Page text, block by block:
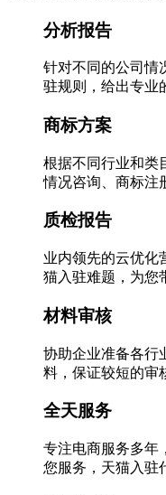
分析报告
针对不同的公司情
驻规则，给出专业
商标方案
根据不同行业和类
情况咨询、商标注
质检报告
业内领先的云优化
猫入驻难题，为您
材料审核
协助企业准备各行
料，保证较短的审
全天服务
专注电商服务多年
您服务，天猫入驻